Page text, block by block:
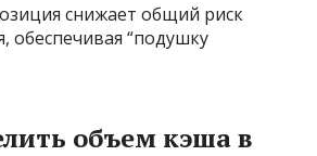
снижает общий риск
обеспечивая “подушку
объем кэша в